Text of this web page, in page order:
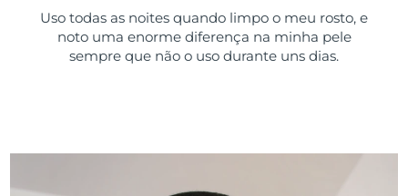
Uso todas as noites quando limpo o meu rosto, e
noto uma enorme diferença na minha pele
sempre que não o uso durante uns dias.